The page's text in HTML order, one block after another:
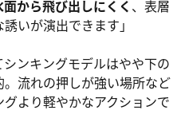
面から飛び出しにくく 、表層
いが演出できます」
ンキングモデルはやや下の
流れの押しが強い場所など
より軽やかなアクションで